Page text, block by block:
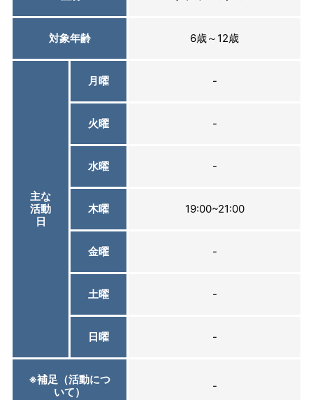
対象年齢 6歳～12歳
主な
活動
日
月曜 -
火曜 -
水曜 -
木曜 19:00~21:00
金曜 -
土曜 -
日曜 -
※補足（活動につ
いて）
-